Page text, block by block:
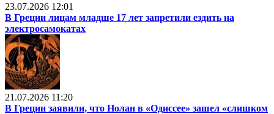
23.07.2026 12:01
В Греции лицам младше 17 лет запретили ездить на
электросамокатах
21.07.2026 11:20
В Греции заявили, что Нолан в «Одиссее» зашел «слишком